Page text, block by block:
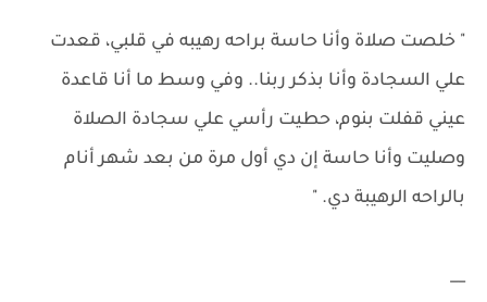
" خلصت صلاة وأنا حاسة براحه رهيبه في قلبي، قعدت
علي السجادة وأنا بذكر ربنا.. وفي وسط ما أنا قاعدة
عيني قفلت بنوم، حطيت رأسي علي سجادة الصلاة
وصليت وأنا حاسة إن دي أول مرة من بعد شهر أنام
بالراحه الرهيبة دي. "
__